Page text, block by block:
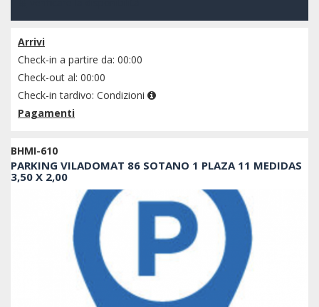
Arrivi
Check-in a partire da: 00:00
Check-out al: 00:00
Check-in tardivo: Condizioni
Pagamenti
BHMI-610
PARKING VILADOMAT 86 SOTANO 1 PLAZA 11 MEDIDAS
3,50 X 2,00